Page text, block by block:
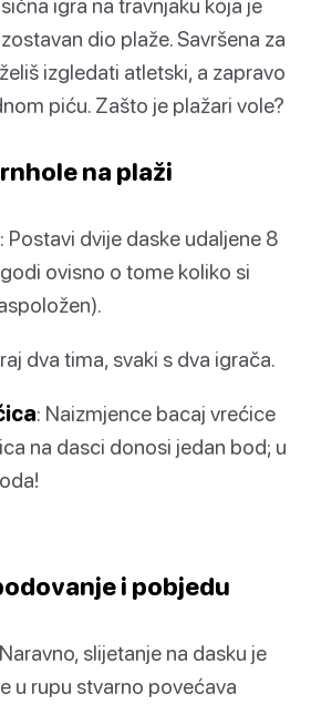
igra na travnjaku koja je
dio plaže. Savršena za
izgledati atletski, a zapravo
piću. Zašto je plažari vole?
na plaži
: Postavi dvije daske udaljene 8
ovisno o tome koliko si
dva tima, svaki s dva igrača.
: Naizmjence bacaj vrećice
na dasci donosi jedan bod; u
i pobjedu
slijetanje na dasku je
u rupu stvarno povećava